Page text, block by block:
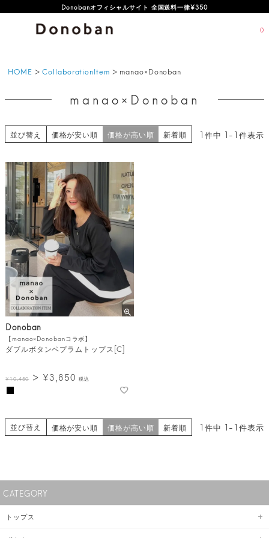
Donobanオフィシャルサイト 全国送料一律¥350
0
HOME CollaborationItem manao×Donoban
manao×Donoban
並び替え 価格が安い順 価格が高い順 新着順 1 件中 1 - 1件表示
Donoban
【manao×Donobanコラボ】
ダブルボタンペプラムトップス[C]
¥10,450 ¥3,850 税込
並び替え 価格が安い順 価格が高い順 新着順 1 件中 1 - 1件表示
CATEGORY
トップス